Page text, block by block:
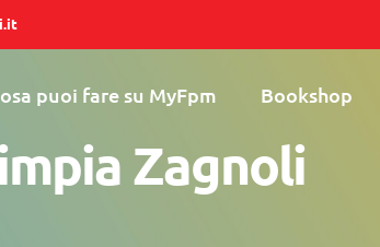
puoi fare su MyFpm Bookshop
Zagnoli